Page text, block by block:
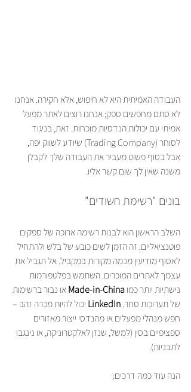
העבודה האמיתית היא לא חיפוש, אלא חקירה. אנחנו
לא סתם מחפשים ספק; אנחנו רוצים לאתר מפעל
אמיתי עם יכולות הנדסיות מוכחות. זאת, בניגוד
לסוחר (Trading Company) שיודע לשווק יפה,
אבל בסוף פשוט מעביר את העבודה שלך לקבלן
משנה שאין לך שום קשר אליו.
בונים "רשימת חשודים"
השלב הראשון הוא לבנות רשימה ארוכה של ספקים
פוטנציאליים. זה הזמן לשים כובע של בלש ולהתחיל
לאסוף מודיעין מכמה מקורות במקביל. אל תגביל את
עצמך לאתרים המוכרים. השתמש בפלטפורמות
נישתיות יותר כמו Made-in-China או נבור ברשימות
של תערוכות סחר. LinkedIn יכול להיות מכרה זהב –
חפש מנהלי מפעלים או מהנדסי ייצור מאזורים
ספציפיים בסין (למשל, שנזן לאלקטרוניקה, או נינגבו
לתבניות).
הנה עוד כמה דרכים: